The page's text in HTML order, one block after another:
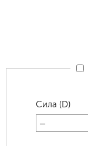
Сила (D)
—